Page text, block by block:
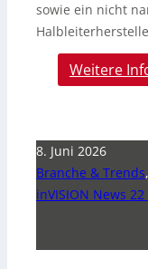
sowie ein nicht
Weitere
8. Juni 2026
Branche & Trends,
inVISION News 22